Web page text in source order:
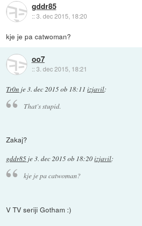
gddr85
::3. dec 2015, 18:20
kje je pa catwoman?
oo7
::3. dec 2015, 18:21
Tr0n je3. dec 2015 ob 18:11 izjavil:
That's stupid.
Zakaj?
gddr85 je3. dec 2015 ob 18:20izjavil:
kje je pa catwoman?
V TV seriji Gotham :)